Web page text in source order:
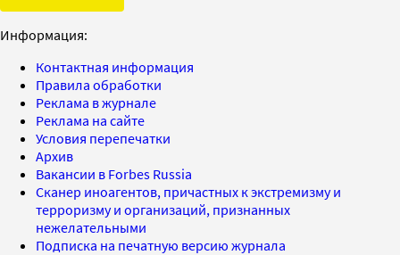
Информация:
Контактная информация
Правила обработки
Реклама в журнале
Реклама на сайте
Условия перепечатки
Архив
Вакансии в Forbes Russia
Сканер иноагентов, причастных к экстремизму и
терроризму и организаций, признанных
нежелательными
Подписка на печатную версию журнала